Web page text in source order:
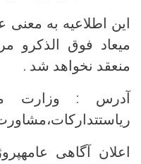
این اطلاعیه به معنی
میعاد فوق الذکرو
منعقد نخواهد شد .
آدرس : وزارت
اعلان آگاهی